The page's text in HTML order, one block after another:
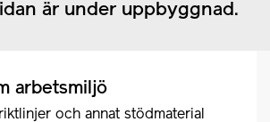
är under uppbyggnad.
arbetsmiljö
och annat stödmaterial